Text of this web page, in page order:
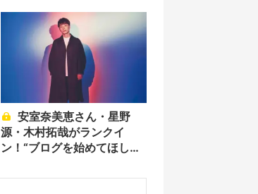
源・木村拓哉がランクイ
ン！“ブログを始めてほしい